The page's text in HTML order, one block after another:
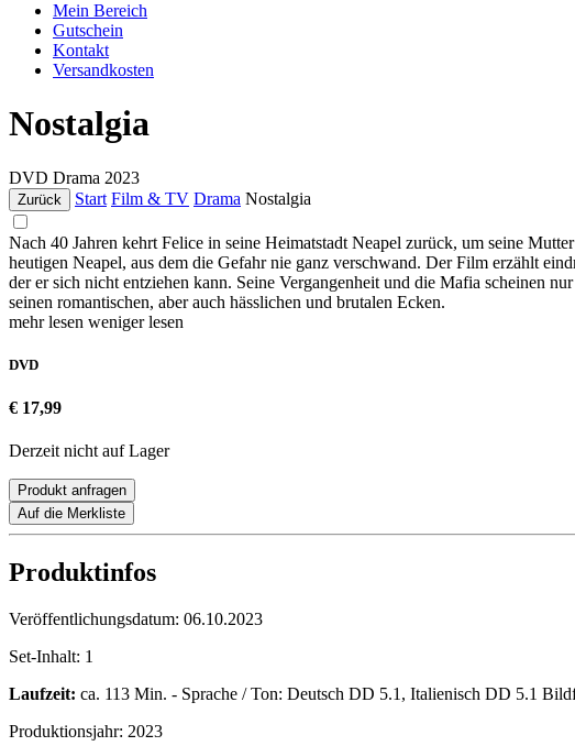
Mein Bereich
Gutschein
Kontakt
Versandkosten
Nostalgia
DVD Drama 2023
Zurück Start Film & TV Drama Nostalgia
Nach 40 Jahren kehrt Felice in seine Heimatstadt Neapel zurück, um seine
heutigen Neapel, aus dem die Gefahr nie ganz verschwand. Der Film erzählt
der er sich nicht entziehen kann. Seine Vergangenheit und die Mafia scheinen
seinen romantischen, aber auch hässlichen und brutalen Ecken.
mehr lesen weniger lesen
DVD
€ 17,99
Derzeit nicht auf Lager
Produkt anfragen
Auf die Merkliste
Produktinfos
Veröffentlichungsdatum: 06.10.2023
Set-Inhalt: 1
Laufzeit: ca. 113 Min. - Sprache / Ton: Deutsch DD 5.1, Italienisch DD 5.1
Produktionsjahr: 2023